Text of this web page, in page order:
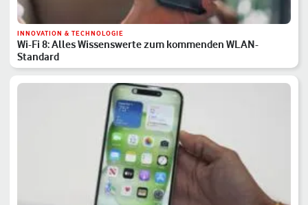
INNOVATION & TECHNOLOGIE
Wi-Fi 8: Alles Wissenswerte zum kommenden WLAN-
Standard